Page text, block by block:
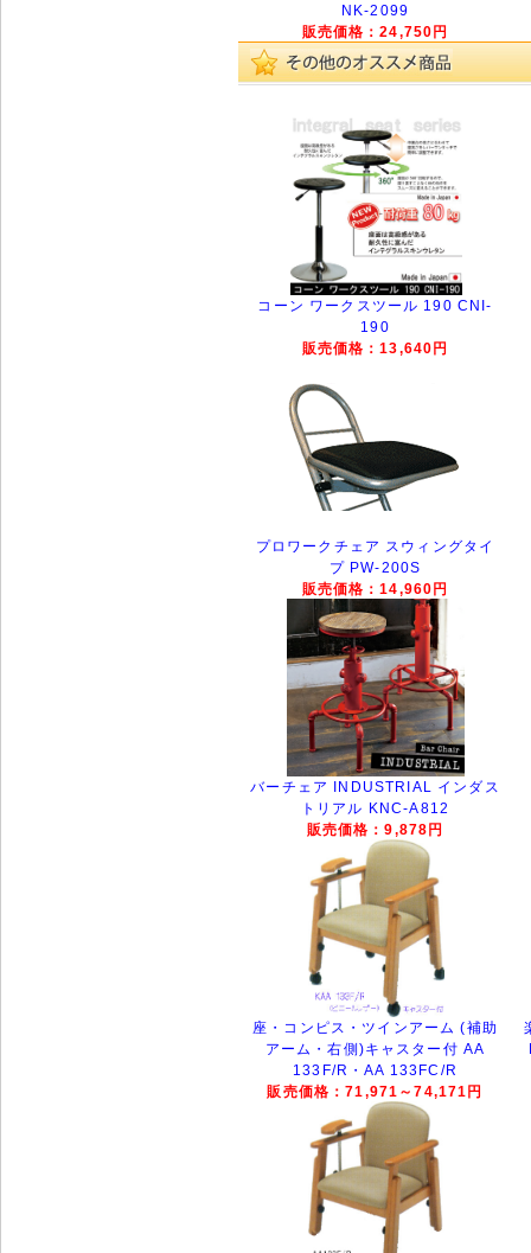
NK-2099
販売価格：24,750円
コーン ワークスツール 190 CNI-
190
販売価格：13,640円
プロワークチェア スウィングタイ
プ PW-200S
販売価格：14,960円
バーチェア INDUSTRIAL インダス
トリアル KNC-A812
販売価格：9,878円
座・コンピス・ツインアーム (補助
アーム・右側)キャスター付 AA
133F/R・AA 133FC/R
販売価格：71,971～74,171円